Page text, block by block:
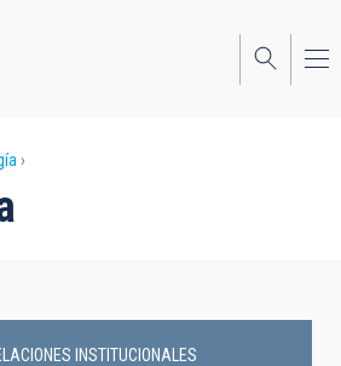
INSTITUCIONALES